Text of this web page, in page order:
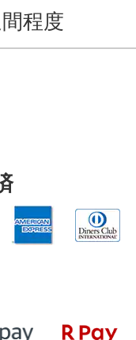
程度